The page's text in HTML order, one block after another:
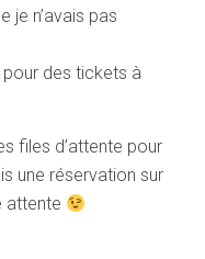
je n’avais pas
pour des tickets à
files d’attente pour
une réservation sur
attente